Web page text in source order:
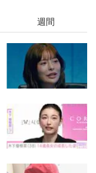
週間